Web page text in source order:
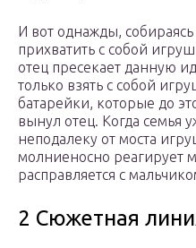
И вот однажды,
прихватить с собой
отец пресекает данную
только взять с собой
батарейки, которые до
вынул отец. Когда семья
неподалеку от моста
молниеносно реагирует
расправляется с
2 Сюжетная